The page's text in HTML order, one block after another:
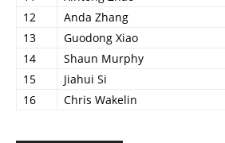
12
Anda Zhang
13
Guodong Xiao
14
Shaun Murphy
15
Jiahui Si
16
Chris Wakelin